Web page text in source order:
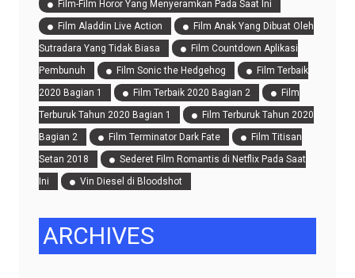
Film-Film Horor Yang Menyeramkan Pada Saat Ini
Film Aladdin Live Action
Film Anak Yang Dibuat Oleh
Sutradara Yang Tidak Biasa
Film Countdown Aplikasi
Pembunuh
Film Sonic the Hedgehog
Film Terbaik
2020 Bagian 1
Film Terbaik 2020 Bagian 2
Film
Terburuk Tahun 2020 Bagian 1
Film Terburuk Tahun 2020
Bagian 2
Film Terminator Dark Fate
Film Titisan
Setan 2018
Sederet Film Romantis di Netflix Pada Saat
Ini
Vin Diesel di Bloodshot
ARCHIVES